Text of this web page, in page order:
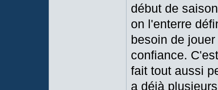
début de
on l'enterre
besoin de
confiance.
fait tout aussi
a déjà